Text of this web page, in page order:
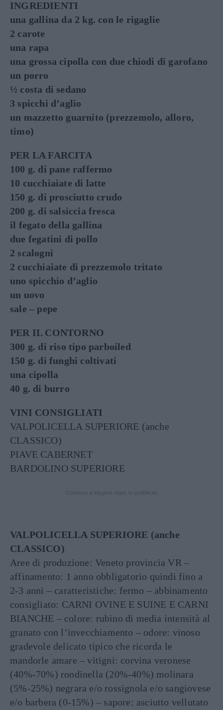
INGREDIENTI
una gallina da 2 kg. con le rigaglie
2 carote
una rapa
una grossa cipolla con due chiodi di garofano
un porro
½ costa di sedano
3 spicchi d’aglio
un mazzetto guarnito (prezzemolo, alloro,
timo)
PER LA FARCITA
100 g. di pane raffermo
10 cucchiaiate di latte
150 g. di prosciutto crudo
200 g. di salsiccia fresca
il fegato della gallina
due fegatini di pollo
2 scalogni
2 cucchiaiate di prezzemolo tritato
uno spicchio d’aglio
un uovo
sale – pepe
PER IL CONTORNO
300 g. di riso tipo parboiled
150 g. di funghi coltivati
una cipolla
40 g. di burro
VINI CONSIGLIATI
VALPOLICELLA SUPERIORE (anche
CLASSICO)
PIAVE CABERNET
BARDOLINO SUPERIORE
VALPOLICELLA SUPERIORE (anche
CLASSICO)
Aree di produzione: Veneto provincia VR –
affinamento: 1 anno obbligatorio quindi fino a
2-3 anni – caratteristiche: fermo – abbinamento
consigliato: CARNI OVINE E SUINE E CARNI
BIANCHE – colore: rubino di media intensità al
granato con l’invecchiamento – odore: vinoso
gradevole delicato tipico che ricorda le
mandorle amare – vitigni: corvina veronese
(40%-70%) rondinella (20%-40%) molinara
(5%-25%) negrara e/o rossignola e/o sangiovese
e/o barbera (0-15%) – sapore: asciutto vellutato